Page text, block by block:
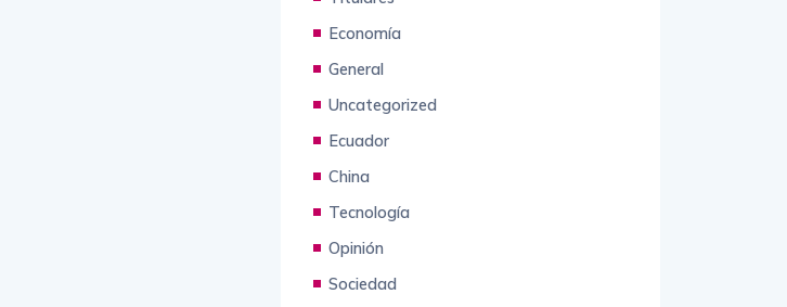
Economía
General
Uncategorized
Ecuador
China
Tecnología
Opinión
Sociedad